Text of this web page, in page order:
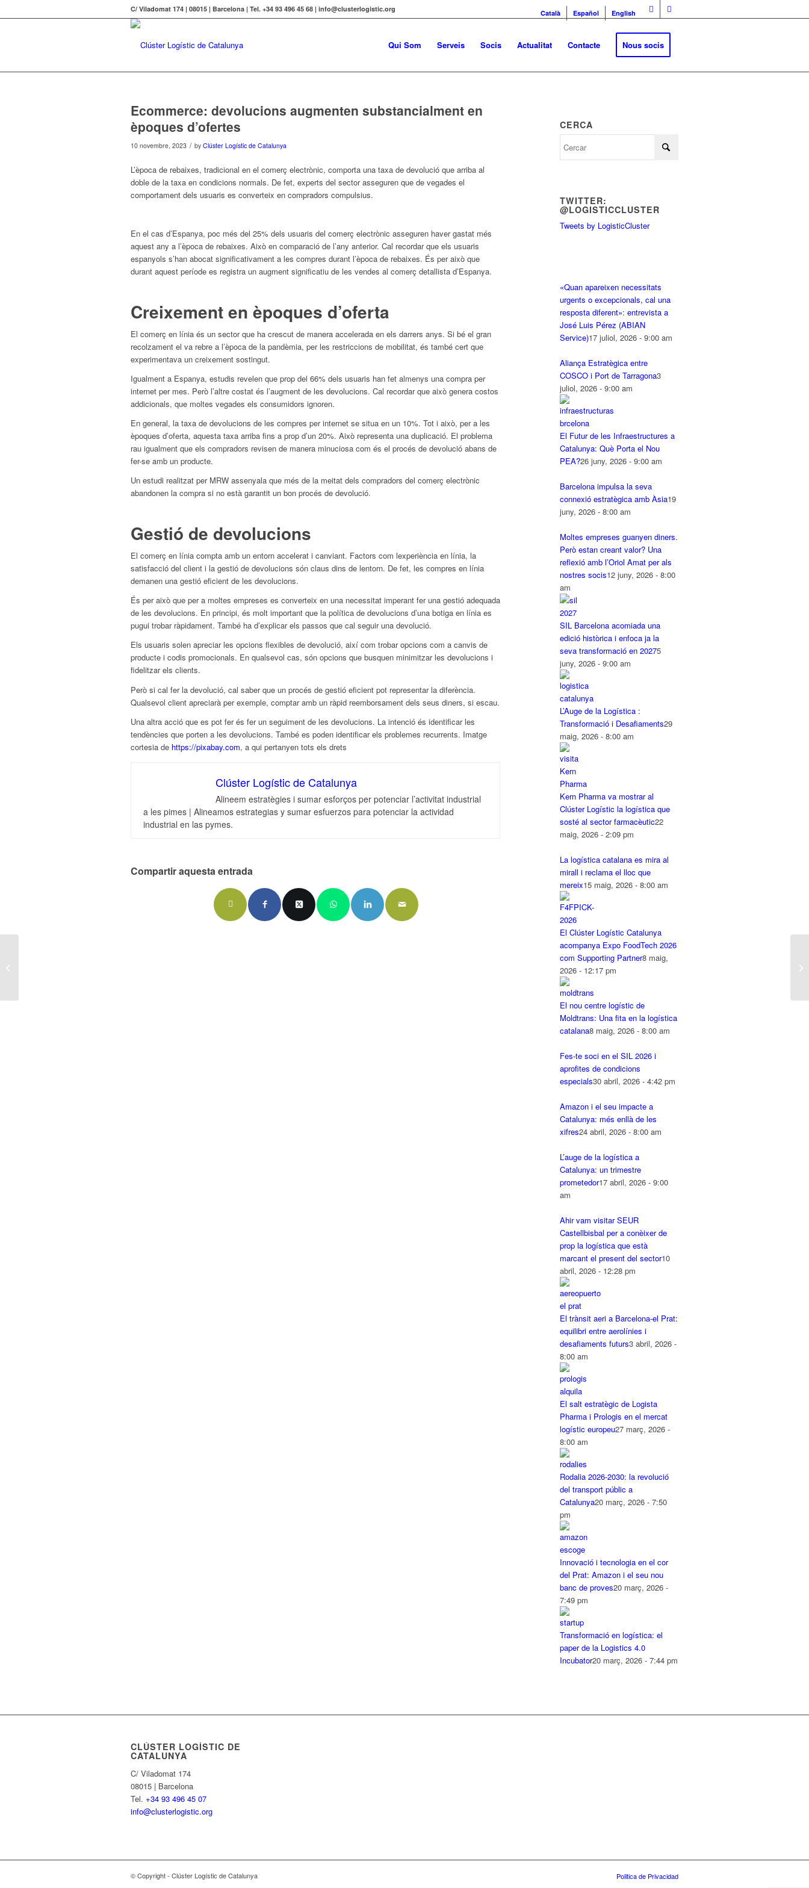
Català Español English
C/ Viladomat 174 | 08015 | Barcelona | Tel. +34 93 496 45 68 | info@clusterlogistic.org
Qui Som Serveis Socis Actualitat Contacte Nous socis
Ecommerce: devolucions augmenten substancialment en
èpoques d’ofertes
10 novembre, 2023 / by Clúster Logístic de Catalunya
L’època de rebaixes, tradicional en el comerç electrònic, comporta una taxa de devolució que arriba al
doble de la taxa en condicions normals. De fet, experts del sector asseguren que de vegades el
comportament dels usuaris es converteix en compradors compulsius.
En el cas d’Espanya, poc més del 25% dels usuaris del comerç electrònic asseguren haver gastat més
aquest any a l’època de rebaixes. Això en comparació de l’any anterior. Cal recordar que els usuaris
espanyols s’han abocat significativament a les compres durant l’època de rebaixes. És per això que
durant aquest període es registra un augment significatiu de les vendes al comerç detallista d’Espanya.
Creixement en èpoques d’oferta
El comerç en línia és un sector que ha crescut de manera accelerada en els darrers anys. Si bé el gran
recolzament el va rebre a l’època de la pandèmia, per les restriccions de mobilitat, és també cert que
experimentava un creixement sostingut.
Igualment a Espanya, estudis revelen que prop del 66% dels usuaris han fet almenys una compra per
internet per mes. Però l’altre costat és l’augment de les devolucions. Cal recordar que això genera costos
addicionals, que moltes vegades els consumidors ignoren.
En general, la taxa de devolucions de les compres per internet se situa en un 10%. Tot i això, per a les
èpoques d’oferta, aquesta taxa arriba fins a prop d’un 20%. Això representa una duplicació. El problema
rau igualment que els compradors revisen de manera minuciosa com és el procés de devolució abans de
fer-se amb un producte.
Un estudi realitzat per MRW assenyala que més de la meitat dels compradors del comerç electrònic
abandonen la compra si no està garantit un bon procés de devolució.
Gestió de devolucions
El comerç en línia compta amb un entorn accelerat i canviant. Factors com lexperiència en línia, la
satisfacció del client i la gestió de devolucions són claus dins de lentorn. De fet, les compres en línia
demanen una gestió eficient de les devolucions.
És per això que per a moltes empreses es converteix en una necessitat imperant fer una gestió adequada
de les devolucions. En principi, és molt important que la política de devolucions d’una botiga en línia es
pugui trobar ràpidament. També ha d’explicar els passos que cal seguir una devolució.
Els usuaris solen apreciar les opcions flexibles de devolució, així com trobar opcions com a canvis de
producte i codis promocionals. En qualsevol cas, són opcions que busquen minimitzar les devolucions i
fidelitzar els clients.
Però si cal fer la devolució, cal saber que un procés de gestió eficient pot representar la diferència.
Qualsevol client apreciarà per exemple, comptar amb un ràpid reemborsament dels seus diners, si escau.
Una altra acció que es pot fer és fer un seguiment de les devolucions. La intenció és identificar les
tendències que porten a les devolucions. També es poden identificar els problemes recurrents. Imatge
cortesia de https://pixabay.com, a qui pertanyen tots els drets
Clúster Logístic de Catalunya
Alineem estratègies i sumar esforços per potenciar l’activitat industrial
a les pimes | Alineamos estrategias y sumar esfuerzos para potenciar la actividad
industrial en las pymes.
Compartir aquesta entrada
CERCA
TWITTER:
@LOGISTICCLUSTER
Tweets by LogisticCluster
«Quan apareixen necessitats
urgents o excepcionals, cal una
resposta diferent»: entrevista a
José Luis Pérez (ABIAN
Service)17 juliol, 2026 - 9:00 am
Aliança Estratègica entre
COSCO i Port de Tarragona3
juliol, 2026 - 9:00 am
El Futur de les Infraestructures a
Catalunya: Què Porta el Nou
PEA?26 juny, 2026 - 9:00 am
Barcelona impulsa la seva
connexió estratègica amb Àsia19
juny, 2026 - 8:00 am
Moltes empreses guanyen diners.
Però estan creant valor? Una
reflexió amb l’Oriol Amat per als
nostres socis12 juny, 2026 - 8:00
am
SIL Barcelona acomiada una
edició històrica i enfoca ja la
seva transformació en 20275
juny, 2026 - 9:00 am
L’Auge de la Logística :
Transformació i Desafiaments29
maig, 2026 - 8:00 am
Kern Pharma va mostrar al
Clúster Logístic la logística que
sosté al sector farmacèutic22
maig, 2026 - 2:09 pm
La logística catalana es mira al
mirall i reclama el lloc que
mereix15 maig, 2026 - 8:00 am
El Clúster Logístic Catalunya
acompanya Expo FoodTech 2026
com Supporting Partner8 maig,
2026 - 12:17 pm
El nou centre logístic de
Moldtrans: Una fita en la logística
catalana8 maig, 2026 - 8:00 am
Fes-te soci en el SIL 2026 i
aprofites de condicions
especials30 abril, 2026 - 4:42 pm
Amazon i el seu impacte a
Catalunya: més enllà de les
xifres24 abril, 2026 - 8:00 am
L’auge de la logística a
Catalunya: un trimestre
prometedor17 abril, 2026 - 9:00
am
Ahir vam visitar SEUR
Castellbisbal per a conèixer de
prop la logística que està
marcant el present del sector10
abril, 2026 - 12:28 pm
El trànsit aeri a Barcelona-el Prat:
equilibri entre aerolínies i
desafiaments futurs3 abril, 2026 -
8:00 am
El salt estratègic de Logista
Pharma i Prologis en el mercat
logístic europeu27 març, 2026 -
8:00 am
Rodalia 2026-2030: la revolució
del transport públic a
Catalunya20 març, 2026 - 7:50
pm
Innovació i tecnologia en el cor
del Prat: Amazon i el seu nou
banc de proves20 març, 2026 -
7:49 pm
Transformació en logística: el
paper de la Logistics 4.0
Incubator20 març, 2026 - 7:44 pm
CLÚSTER LOGÍSTIC DE
CATALUNYA
C/ Viladomat 174
08015 | Barcelona
Tel. +34 93 496 45 07
info@clusterlogistic.org
© Copyright - Clúster Logístic de Catalunya Politica de Privacidad